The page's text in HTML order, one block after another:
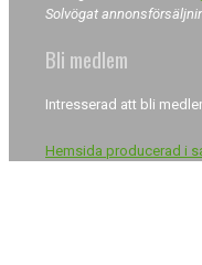
Solvögat
Bli medlem
Intresserad att bli
Hemsida producerad i